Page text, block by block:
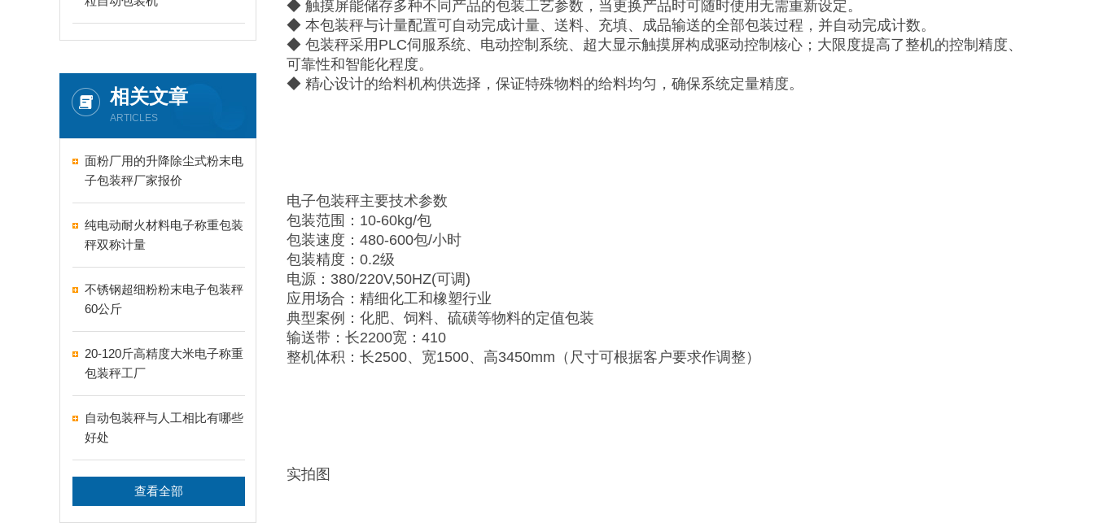
相关文章
ARTICLES
面粉厂用的升降除尘式粉末电
子包装秤厂家报价
纯电动耐火材料电子称重包装
秤双称计量
不锈钢超细粉粉末电子包装秤
60公斤
20-120斤高精度大米电子称重
包装秤工厂
自动包装秤与人工相比有哪些
好处
查看全部
◆ 触摸屏能储存多种不同产品的包装工艺参数，当更换产品时可随时使用无需重新设定。
◆ 本包装秤与计量配置可自动完成计量、送料、充填、成品输送的全部包装过程，并自动完成计数。
◆ 包装秤采用PLC伺服系统、电动控制系统、超大显示触摸屏构成驱动控制核心；大限度提高了整机的控制精度、
可靠性和智能化程度。
◆ 精心设计的给料机构供选择，保证特殊物料的给料均匀，确保系统定量精度。
电子包装秤主要技术参数
包装范围：10-60kg/包
包装速度：480-600包/小时
包装精度：0.2级
电源：380/220V,50HZ(可调)
应用场合：精细化工和橡塑行业
典型案例：化肥、饲料、硫磺等物料的定值包装
输送带：长2200宽：410
整机体积：长2500、宽1500、高3450mm（尺寸可根据客户要求作调整）
实拍图